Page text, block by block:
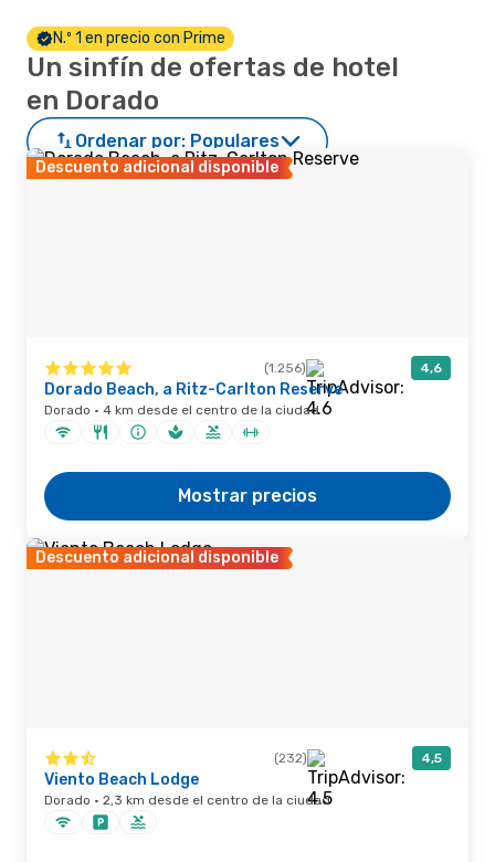
N.º 1 en precio con Prime
Un sinfín de ofertas de hotel
en Dorado
Ordenar por: Populares
Descuento adicional disponible
(1.256) 4,6
Dorado Beach, a Ritz-Carlton Reserve
Dorado · 4 km desde el centro de la ciudad
Mostrar precios
Descuento adicional disponible
(232) 4,5
Viento Beach Lodge
Dorado · 2,3 km desde el centro de la ciudad